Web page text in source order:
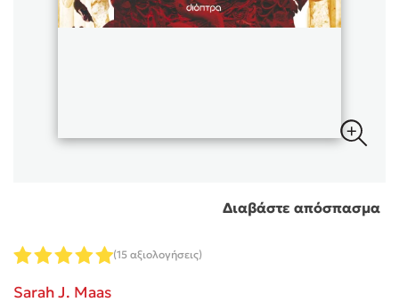
Στέφανος Ξενάκης
Το λιμάνι μου είσαι εσύ
Διαβάστε απόσπασμα
(15 αξιολογήσεις)
Sarah J. Maas